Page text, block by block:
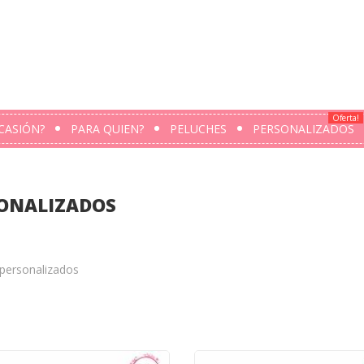
PARA QUIEN? PELUCHES PERSONALIZADOS
Oferta!